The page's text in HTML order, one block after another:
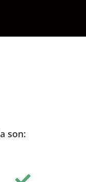
son: